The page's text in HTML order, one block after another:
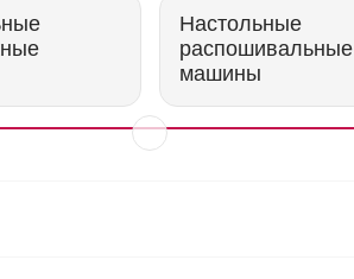
Настольные
распошивальные
машины